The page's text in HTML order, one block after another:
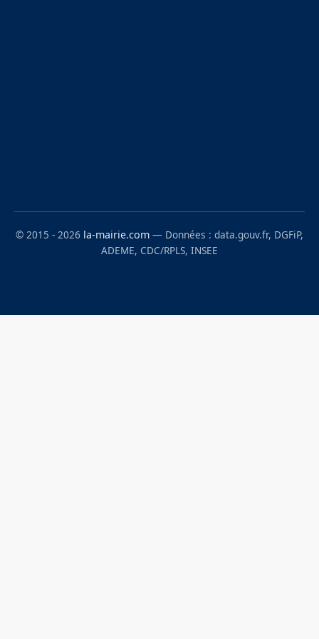
© 2015 - 2026 la-mairie.com — Données : data.gouv.fr, DGFiP,
ADEME, CDC/RPLS, INSEE